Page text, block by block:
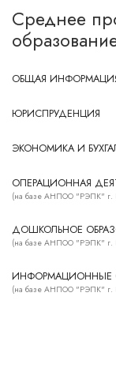
Среднее
ОБЩАЯ
ЮРИСПРУДЕНЦИЯ
ЭКОНОМИКА И
ОПЕРАЦИОННАЯ
(на базе АНПОО "РЭПК" г.
ДОШКОЛЬНОЕ
(на базе АНПОО "РЭПК" г.
ИНФОРМАЦИОННЫЕ
(на базе АНПОО "РЭПК" г.